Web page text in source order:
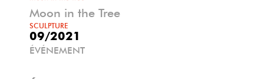
Moon in the Tree
SCULPTURE
09/2021
ÉVÉNEMENT